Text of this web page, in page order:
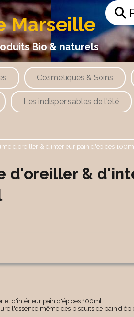
Marseille
Bio & naturels
Cosmétiques & Soins
Les indispensables de l'été
d'oreiller & d'intérieur pain d'épices
d'oreiller &
et d'intérieur pain d'épices 100ml
l'essence même des biscuits de pain